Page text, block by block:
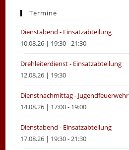
new
new
Termine
Dienstabend - Einsatzabteilung
10.08.26 | 19:30 - 21:30
Drehleiterdienst - Einsatzabteilung
12.08.26 | 19:30
Dienstnachmittag - Jugendfeuerwehr
14.08.26 | 17:00 - 19:00
Dienstabend - Einsatzabteilung
17.08.26 | 19:30 - 21:30